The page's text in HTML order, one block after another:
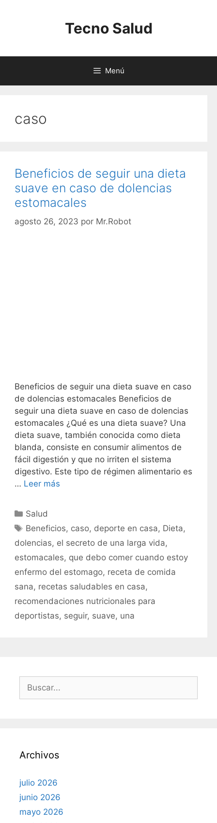
Tecno Salud
Menú
caso
Beneficios de seguir una dieta
suave en caso de dolencias
estomacales
agosto 26, 2023 por Mr.Robot
Beneficios de seguir una dieta suave en caso
de dolencias estomacales Beneficios de
seguir una dieta suave en caso de dolencias
estomacales ¿Qué es una dieta suave? Una
dieta suave, también conocida como dieta
blanda, consiste en consumir alimentos de
fácil digestión y que no irriten el sistema
digestivo. Este tipo de régimen alimentario es
… Leer más
C
a
e
g
o
r
s
Salud
E
t
q
u
e
t
a
s
Beneficios, caso, deporte en casa, Dieta,
dolencias, el secreto de una larga vida,
estomacales, que debo comer cuando estoy
enfermo del estomago, receta de comida
sana, recetas saludables en casa,
recomendaciones nutricionales para
deportistas, seguir, suave, una
:
Archivos
julio 2026
junio 2026
mayo 2026